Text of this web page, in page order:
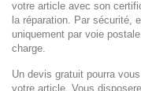
votre article avec son
la réparation. Par sécurité,
uniquement par voie
charge.
Un devis gratuit pourra
votre article. Vous